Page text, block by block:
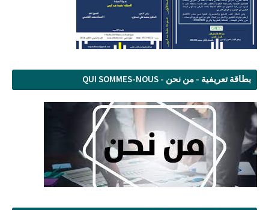
بطاقة تعريفية - من نحن - QUI SOMMES-NOUS